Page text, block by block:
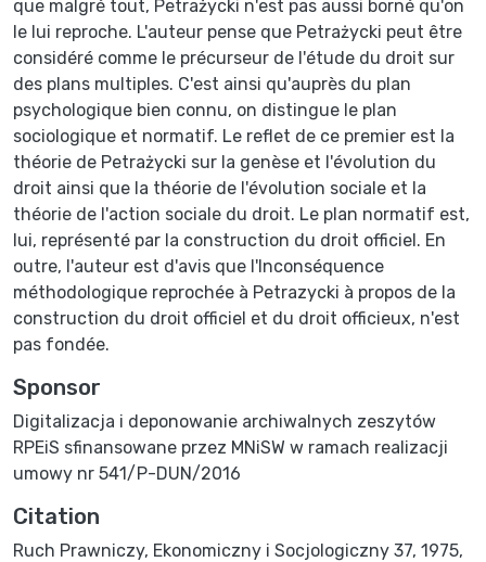
que malgré tout, Petrażycki n'est pas aussi borné qu'on
le lui reproche. L'auteur pense que Petrażycki peut être
considéré comme le précurseur de l'étude du droit sur
des plans multiples. C'est ainsi qu'auprès du plan
psychologique bien connu, on distingue le plan
sociologique et normatif. Le reflet de ce premier est la
théorie de Petrażycki sur la genèse et l'évolution du
droit ainsi que la théorie de l'évolution sociale et la
théorie de l'action sociale du droit. Le plan normatif est,
lui, représenté par la construction du droit officiel. En
outre, l'auteur est d'avis que l'Inconséquence
méthodologique reprochée à Petrazycki à propos de la
construction du droit officiel et du droit officieux, n'est
pas fondée.
Sponsor
Digitalizacja i deponowanie archiwalnych zeszytów
RPEiS sfinansowane przez MNiSW w ramach realizacji
umowy nr 541/P-DUN/2016
Citation
Ruch Prawniczy, Ekonomiczny i Socjologiczny 37, 1975,